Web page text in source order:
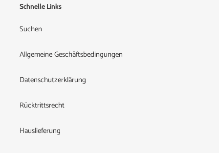
Schnelle Links
Suchen
Allgemeine Geschäftsbedingungen
Datenschutzerklärung
Rücktrittsrecht
Hauslieferung